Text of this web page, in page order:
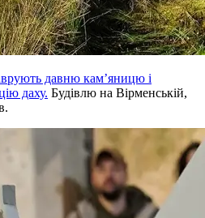
давню кам’яницю і
даху. Будівлю на Вірменській,